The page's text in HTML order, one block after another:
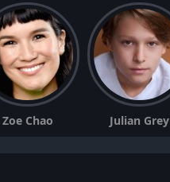
Zoe Chao Julian Grey